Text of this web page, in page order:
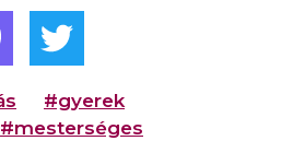
#gyerek
#mesterséges